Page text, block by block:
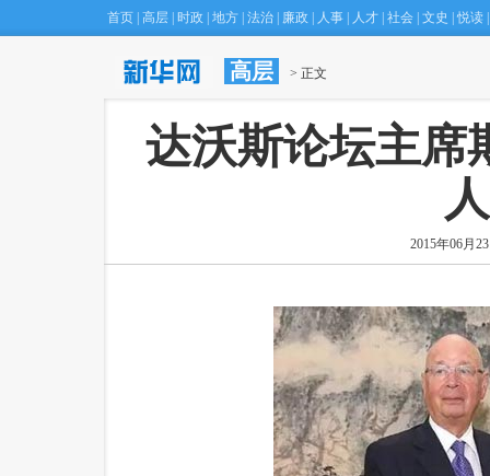
首页 高层 时政 地方 法治 廉政 人事 人才 社会 文史 悦读
高层 > 正文
·达沃斯论坛主席期盼李克强给欧洲领导人“捎话”
达沃斯论坛主席
2015年06月